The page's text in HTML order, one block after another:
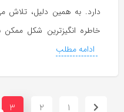
دارد. به همین دلیل، تلاش
خاطره انگیزترین شکل ممکن
ادامه مطلب